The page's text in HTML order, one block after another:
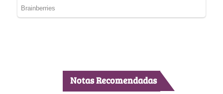
Notas Recomendadas